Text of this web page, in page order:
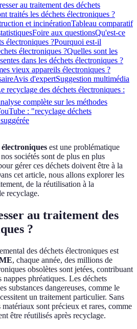
au traitement des déchets
traités les déchets électroniques ?
et incinérationTableau comparatif
Foire aux questionsQu'est-ce
électroniques ?Pourquoi est-il
électroniques ?Quelles sont les
dans les déchets électroniques ?
vieux appareils électroniques ?
Avis d'expertSuggestion multimédia
des déchets électroniques :
complète sur les méthodes
: "recyclage déchets
est une problématique
sociétés sont de plus en plus
gérer ces déchets doivent être à la
cet article, nous allons explorer les
de la réutilisation à la
recyclage.
au traitement des
?
des déchets électroniques est
, chaque année, des millions de
obsolètes sont jetées, contribuant
phréatiques. Les déchets
substances dangereuses, comme le
un traitement particulier. Sans
sont précieux et rares, comme
être réutilisés après recyclage.